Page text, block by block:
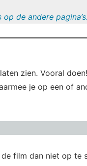
de andere pagina’s.
zien. Vooral
je op een of
film dan niet op te